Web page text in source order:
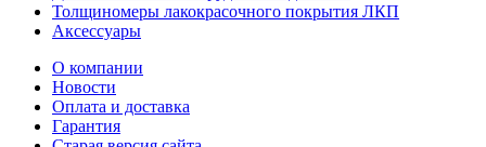
Толщиномеры лакокрасочного покрытия ЛКП
Аксессуары
О компании
Новости
Оплата и доставка
Гарантия